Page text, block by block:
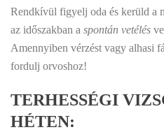
Rendkívül figyelj oda és kerüld a
az időszakban a spontán vetélés
Amennyiben vérzést vagy alhasi
fordulj orvoshoz!
TERHESSÉGI
HÉTEN: